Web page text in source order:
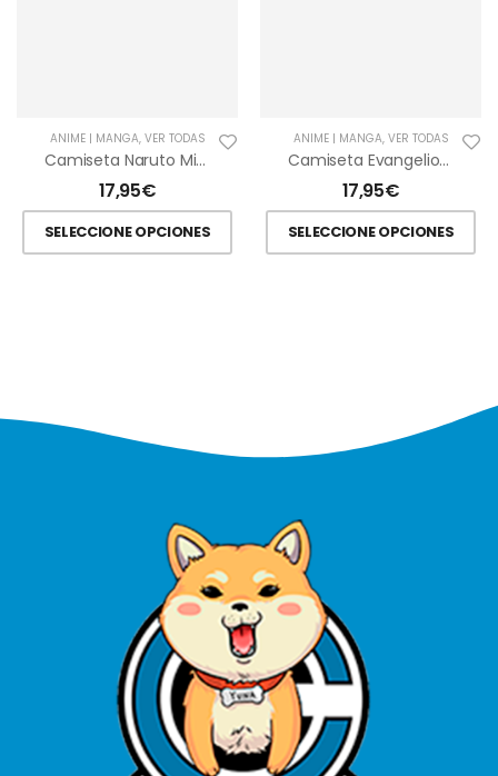
ANIME | MANGA, VER TODAS
Camiseta Naruto Minato VS Zorro
17,95€
SELECCIONE OPCIONES
ANIME | MANGA, VER TODAS
Camiseta Evangelion EVA 01
17,95€
SELECCIONE OPCIONES